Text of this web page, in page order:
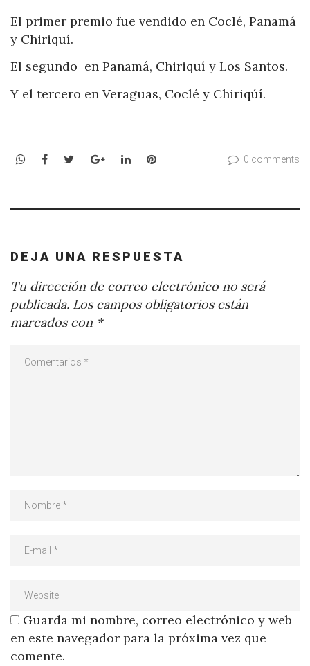
El primer premio fue vendido en Coclé, Panamá
y Chiriquí.
El segundo en Panamá, Chiriquí y Los Santos.
Y el tercero en Veraguas, Coclé y Chiriqúí.
WhatsApp
Facebook
TwitterGoogle+LinkedInPinterest 0 comments
DEJA UNA RESPUESTA
Tu dirección de correo electrónico no será
publicada. Los campos obligatorios están
marcados con *
Guarda mi nombre, correo electrónico y web
en este navegador para la próxima vez que
comente.